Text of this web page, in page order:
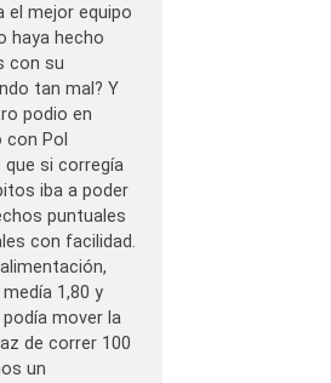
el mejor equipo
haya hecho
con su
tan mal? Y
podio en
con Pol
que si corregía
iba a poder
puntuales
con facilidad.
1,80 y
mover la
de correr 100
un